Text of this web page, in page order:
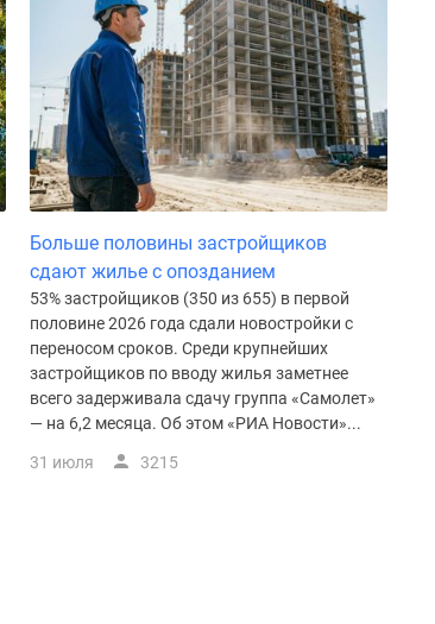
Больше половины застройщиков
сдают жилье с опозданием
53% застройщиков (350 из 655) в первой
половине 2026 года сдали новостройки с
переносом сроков. Среди крупнейших
застройщиков по вводу жилья заметнее
всего задерживала сдачу группа «Самолет»
— на 6,2 месяца. Об этом «РИА Новости»...
31 июля 3215